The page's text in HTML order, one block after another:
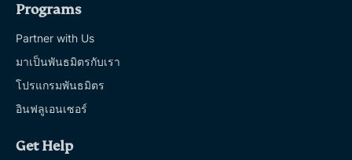
Programs
Partner with Us
มาเป็นพันธมิตรกับเรา
โปรแกรมพันธมิตร
อินฟลูเอนเซอร์
Get Help